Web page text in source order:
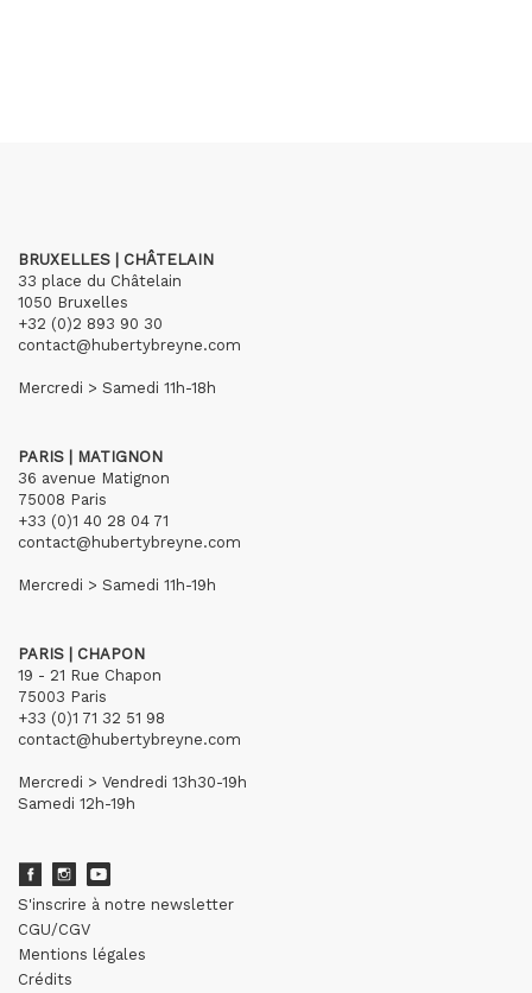
BRUXELLES | CHÂTELAIN
33 place du Châtelain
1050 Bruxelles
+32 (0)2 893 90 30
contact@hubertybreyne.com
Mercredi > Samedi 11h-18h
PARIS | MATIGNON
36 avenue Matignon
75008 Paris
+33 (0)1 40 28 04 71
contact@hubertybreyne.com
Mercredi > Samedi 11h-19h
PARIS | CHAPON
19 - 21 Rue Chapon
75003 Paris
+33 (0)1 71 32 51 98
contact@hubertybreyne.com
Mercredi > Vendredi 13h30-19h
Samedi 12h-19h
S'inscrire à notre newsletter
CGU/CGV
Mentions légales
Crédits